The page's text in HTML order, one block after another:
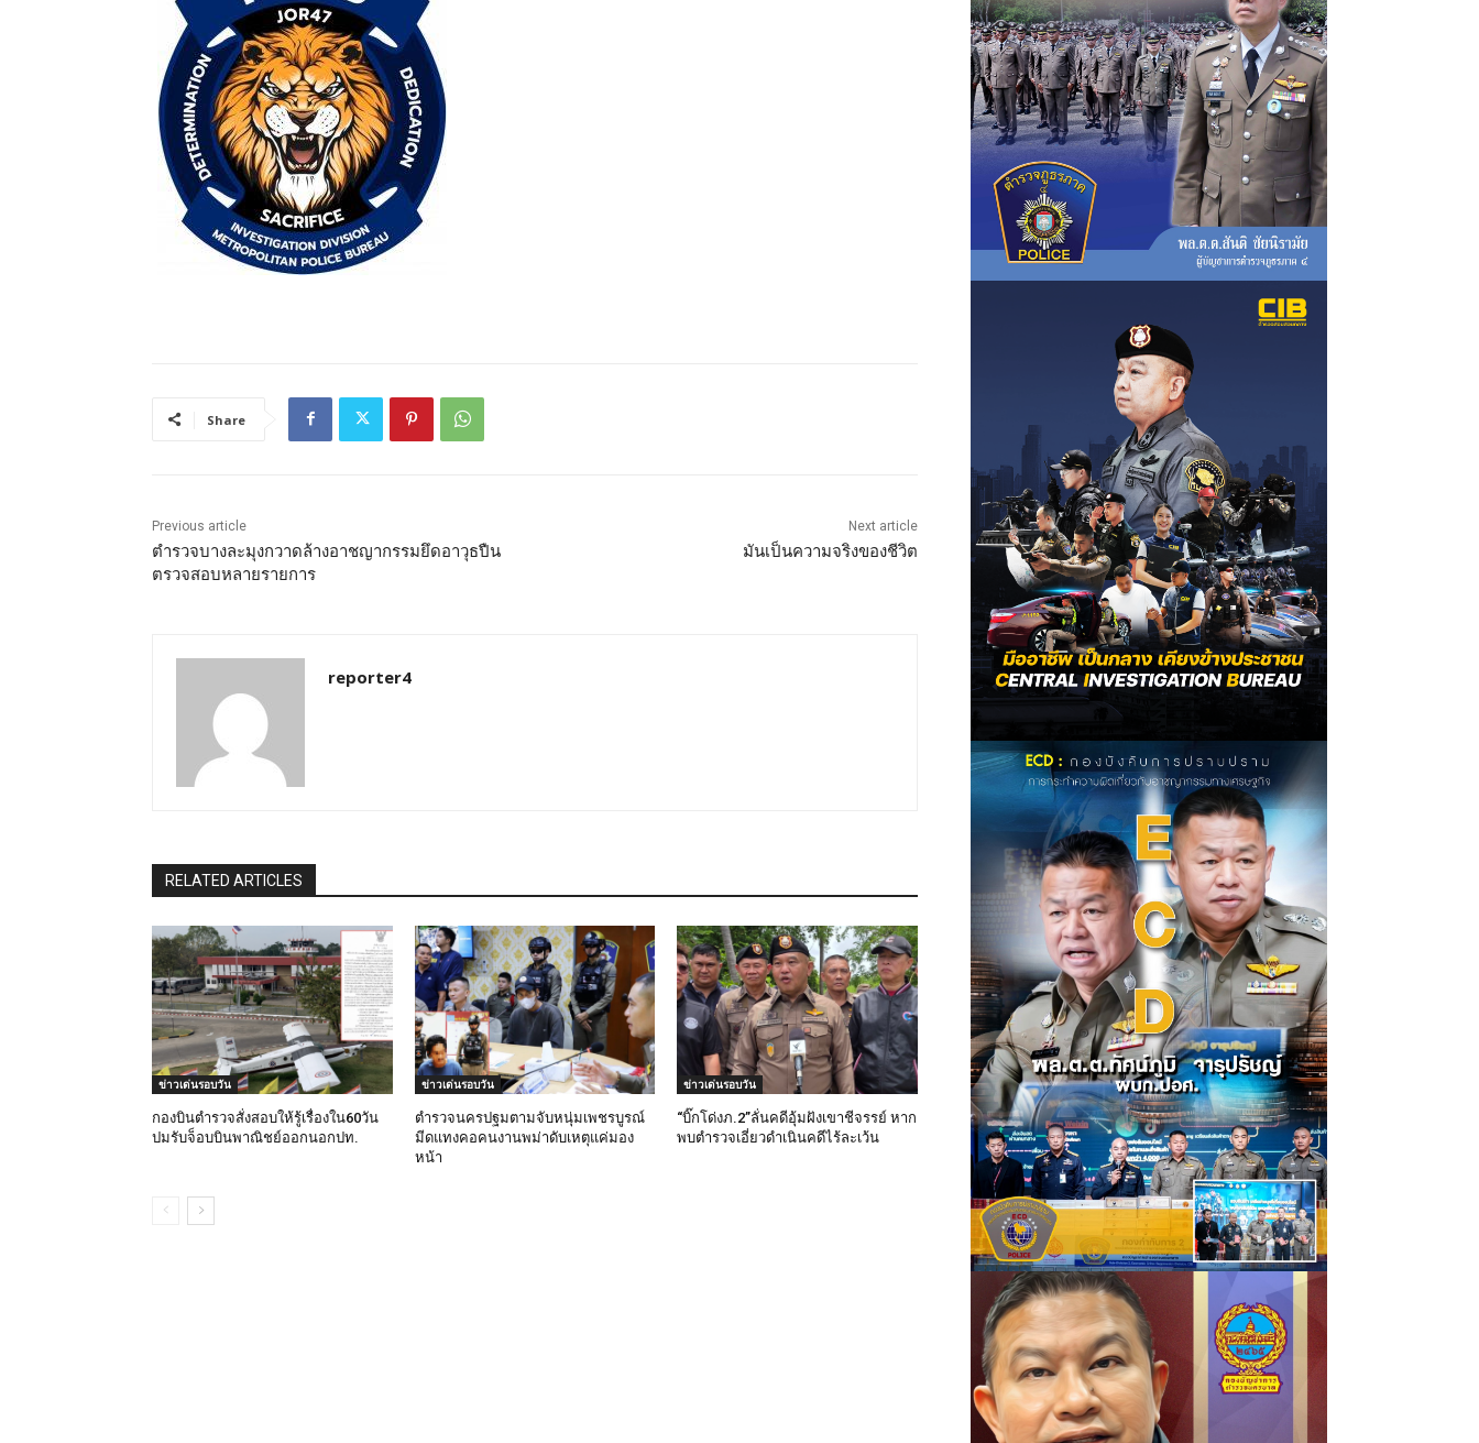
Share
Previous article
ตำรวจบางละมุงกวาดล้างอาชญากรรมยึดอาวุธปืน
ตรวจสอบหลายรายการ
Next article
มันเป็นความจริงของชีวิต
reporter4
RELATED ARTICLES
ข่าวเด่นรอบวัน
กองบินตำรวจสั่งสอบให้รู้เรื่องใน60วัน
ปมรับจ็อบบินพาณิชย์ออกนอกปท.
ข่าวเด่นรอบวัน
ตำรวจนครปฐมตามจับหนุ่มเพชรบูรณ์
มีดแทงคอคนงานพม่าดับเหตุแค่มอง
หน้า
ข่าวเด่นรอบวัน
“บิ๊กโด่งภ.2”ลั่นคดีอุ้มฝังเขาชีจรรย์ หาก
พบตำรวจเอี่ยวดำเนินคดีไร้ละเว้น